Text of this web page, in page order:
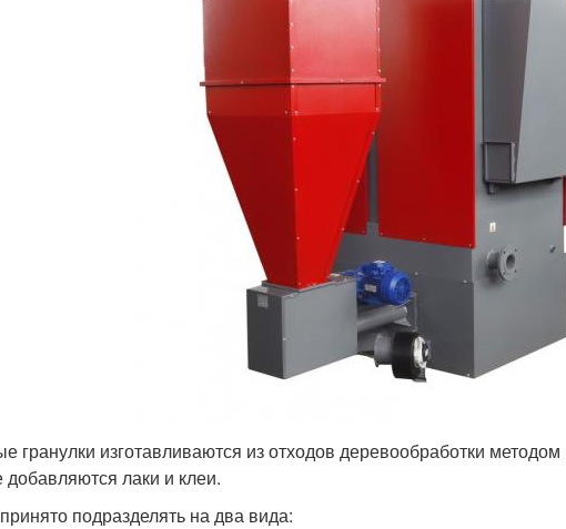
гранулки изготавливаются из отходов деревообработки
добавляются лаки и клеи.
подразделять на два вида: